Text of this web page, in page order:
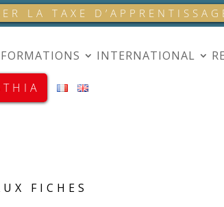
LA TAXE
FORMATIONS INTERNATIONAL
FICHES